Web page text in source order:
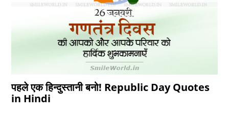
पहले एक हिन्दुस्तानी बनो! Republic Day Quotes
in Hindi